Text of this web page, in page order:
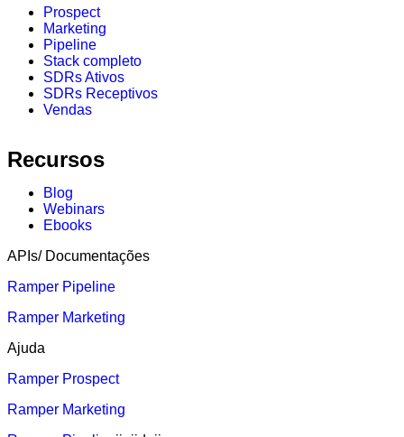
Prospect
Marketing
Pipeline
Stack completo
SDRs Ativos
SDRs Receptivos
Vendas
Recursos
Blog
Webinars
Ebooks
APIs/ Documentações
Ramper Pipeline
Ramper Marketing
Ajuda
Ramper Prospect
Ramper Marketing